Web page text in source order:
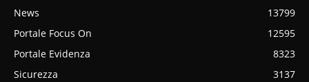
News
13799
Portale Focus On
12595
Portale Evidenza
8323
Sicurezza
3137